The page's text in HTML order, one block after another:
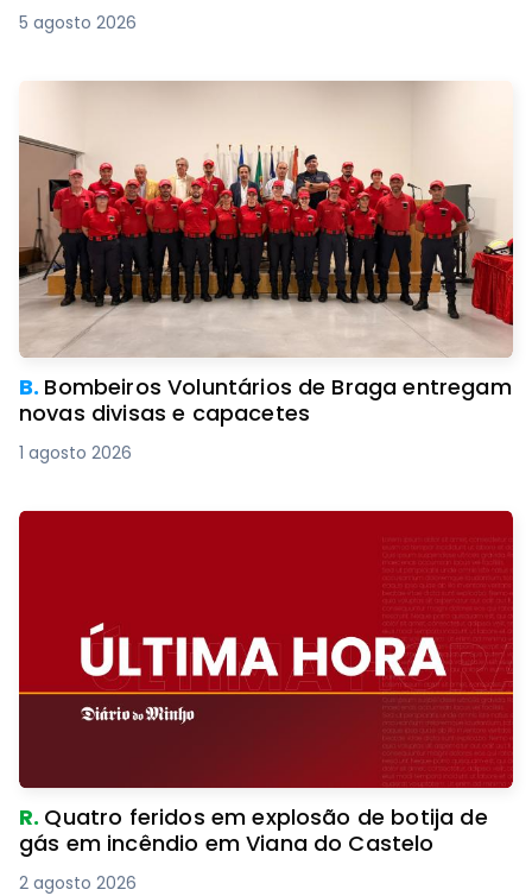
5 agosto 2026
B. Bombeiros Voluntários de Braga entregam
novas divisas e capacetes
1 agosto 2026
R. Quatro feridos em explosão de botija de
gás em incêndio em Viana do Castelo
2 agosto 2026